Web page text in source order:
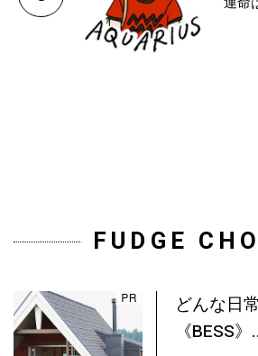
FUDGE
どんな日
《BESS》